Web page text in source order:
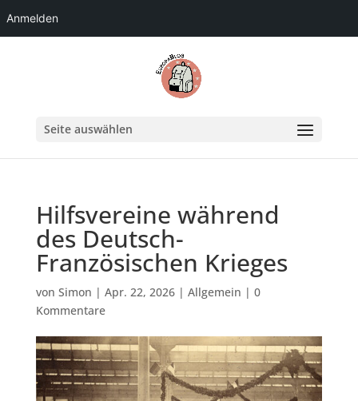
Anmelden
Seite auswählen
Hilfsvereine während
des Deutsch-
Französischen Krieges
von Simon | Apr. 22, 2026| Allgemein | 0
Kommentare